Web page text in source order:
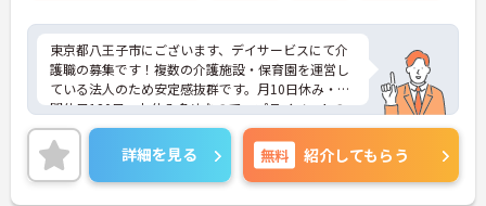
東京都八王子市にございます、デイサービスにて介
護職の募集です！複数の介護施設・保育園を運営し
ている法人のため安定感抜群です。月10日休み・年
間休日120日、お休み多めなので、プライベートの
時間もしっかり確保できます！
駐車場もあるのでマイカー通勤可能です。住宅手当
の支給含め、各種手当も充実しておりますので、長
期的な就業をしやすい環境です。ご興味のある方は
詳細を見る 無料 紹介してもらう